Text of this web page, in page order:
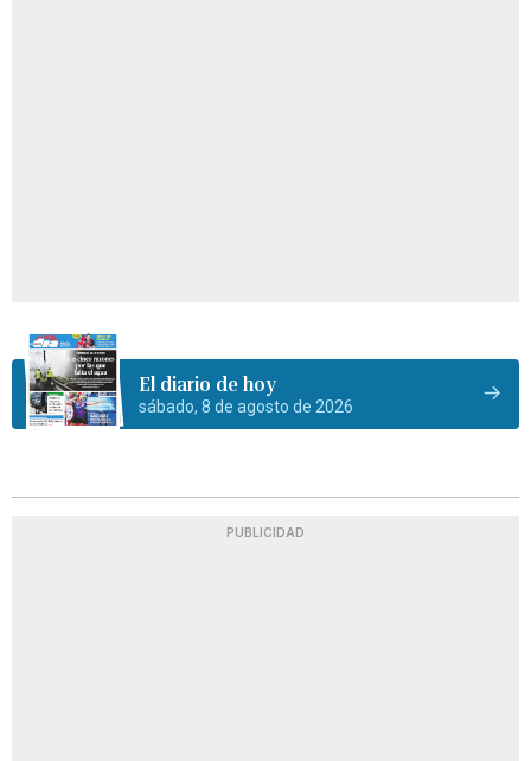
El diario de hoy
sábado, 8 de agosto de 2026
PUBLICIDAD